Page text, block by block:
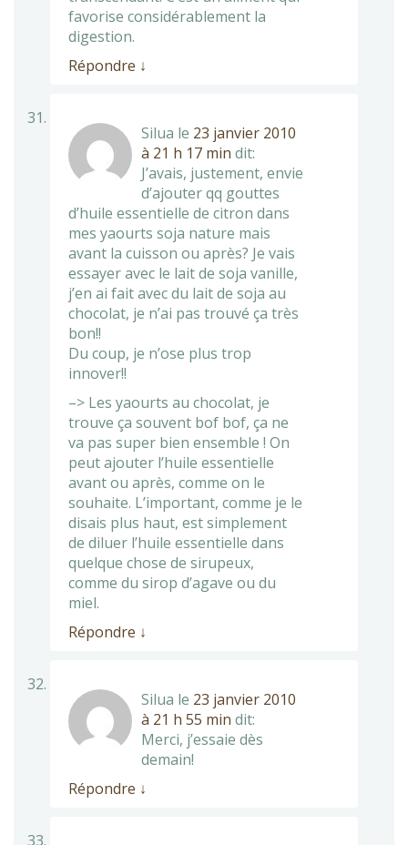
favorise considérablement la
digestion.
Répondre ↓
Silua le 23 janvier 2010
à 21 h 17 min dit:
J’avais, justement, envie
d’ajouter qq gouttes
d’huile essentielle de citron dans
mes yaourts soja nature mais
avant la cuisson ou après? Je vais
essayer avec le lait de soja vanille,
j’en ai fait avec du lait de soja au
chocolat, je n’ai pas trouvé ça très
bon!!
Du coup, je n’ose plus trop
innover!!
–> Les yaourts au chocolat, je
trouve ça souvent bof bof, ça ne
va pas super bien ensemble ! On
peut ajouter l’huile essentielle
avant ou après, comme on le
souhaite. L’important, comme je le
disais plus haut, est simplement
de diluer l’huile essentielle dans
quelque chose de sirupeux,
comme du sirop d’agave ou du
miel.
Répondre ↓
Silua le 23 janvier 2010
à 21 h 55 min dit:
Merci, j’essaie dès
demain!
Répondre ↓